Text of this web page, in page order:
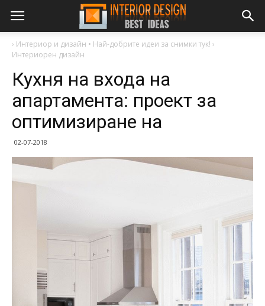
› Интериор и дизайн • Най-добрите идеи за снимки тук! ›
Интериорен дизайн
Кухня на входа на
апартамента: проект за
оптимизиране на
02-07-2018